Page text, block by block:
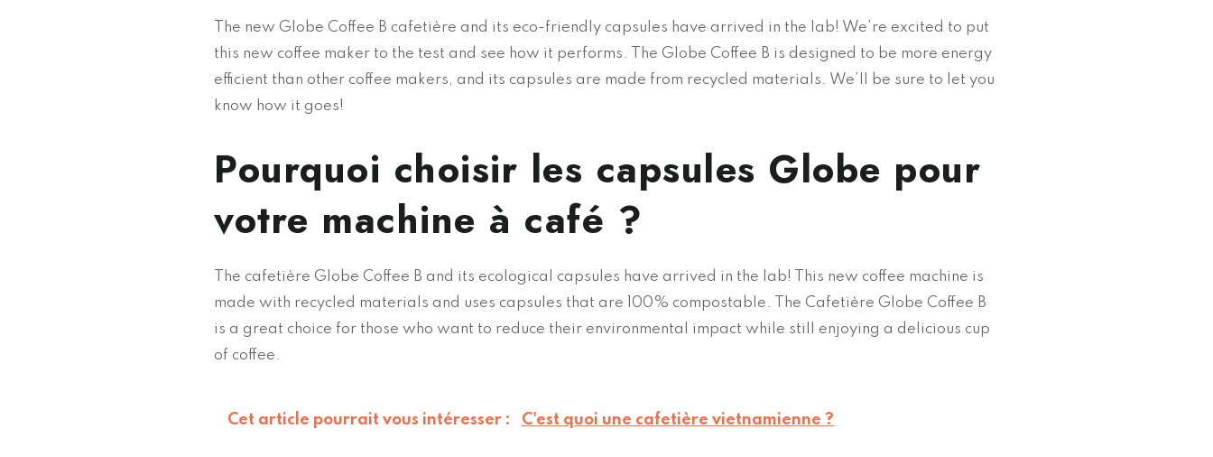
The new Globe Coffee B cafetière and its eco-friendly capsules have arrived in the lab! We’re excited to put
this new coffee maker to the test and see how it performs. The Globe Coffee B is designed to be more energy
efficient than other coffee makers, and its capsules are made from recycled materials. We’ll be sure to let you
know how it goes!
Pourquoi choisir les capsules Globe pour
votre machine à café ?
The cafetière Globe Coffee B and its ecological capsules have arrived in the lab! This new coffee machine is
made with recycled materials and uses capsules that are 100% compostable. The Cafetière Globe Coffee B
is a great choice for those who want to reduce their environmental impact while still enjoying a delicious cup
of coffee.
Cet article pourrait vous intéresser : C'est quoi une cafetière vietnamienne ?